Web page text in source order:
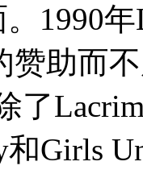
1990
赞助而
了
Girls